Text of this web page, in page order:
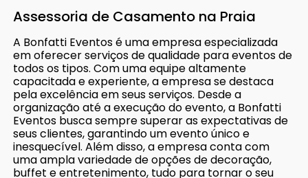
Assessoria de Casamento na Praia
A Bonfatti Eventos é uma empresa especializada
em oferecer serviços de qualidade para eventos de
todos os tipos. Com uma equipe altamente
capacitada e experiente, a empresa se destaca
pela excelência em seus serviços. Desde a
organização até a execução do evento, a Bonfatti
Eventos busca sempre superar as expectativas de
seus clientes, garantindo um evento único e
inesquecível. Além disso, a empresa conta com
uma ampla variedade de opções de decoração,
buffet e entretenimento, tudo para tornar o seu